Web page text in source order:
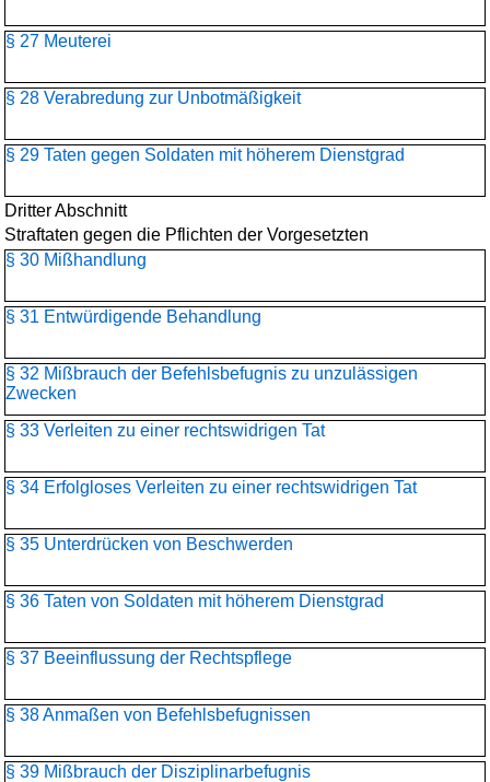
§ 27 Meuterei
§ 28 Verabredung zur Unbotmäßigkeit
§ 29 Taten gegen Soldaten mit höherem Dienstgrad
Dritter Abschnitt
Straftaten gegen die Pflichten der Vorgesetzten
§ 30 Mißhandlung
§ 31 Entwürdigende Behandlung
§ 32 Mißbrauch der Befehlsbefugnis zu unzulässigen
Zwecken
§ 33 Verleiten zu einer rechtswidrigen Tat
§ 34 Erfolgloses Verleiten zu einer rechtswidrigen Tat
§ 35 Unterdrücken von Beschwerden
§ 36 Taten von Soldaten mit höherem Dienstgrad
§ 37 Beeinflussung der Rechtspflege
§ 38 Anmaßen von Befehlsbefugnissen
§ 39 Mißbrauch der Disziplinarbefugnis